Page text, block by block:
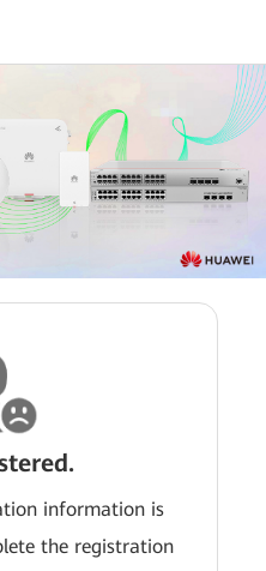
information is
the registration